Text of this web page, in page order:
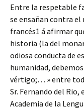
Entre la respetable
se ensañan contra el
francés1 á afirmar
historia (la del
odiosa conducta de
humanidad,
vértigo;… » entre
Sr. Fernando del
Academia de la